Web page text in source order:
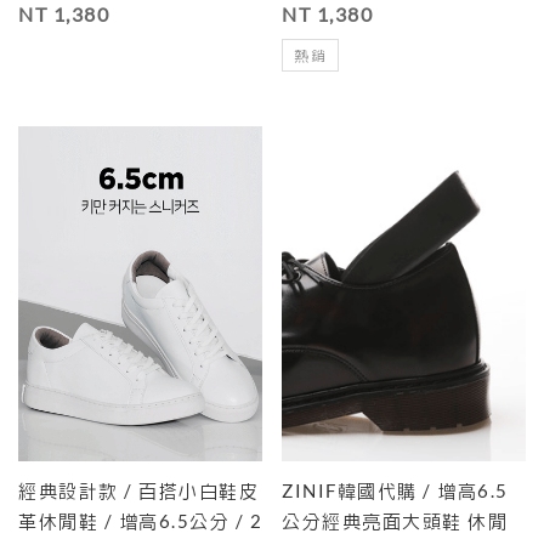
NT 1,380 NT 1,380
熱銷
經典設計款 / 百搭小白鞋皮
革休閒鞋 / 增高6.5公分 / 2
ZINIF韓國代購 / 增高6.5
公分經典亮面大頭鞋 休閒